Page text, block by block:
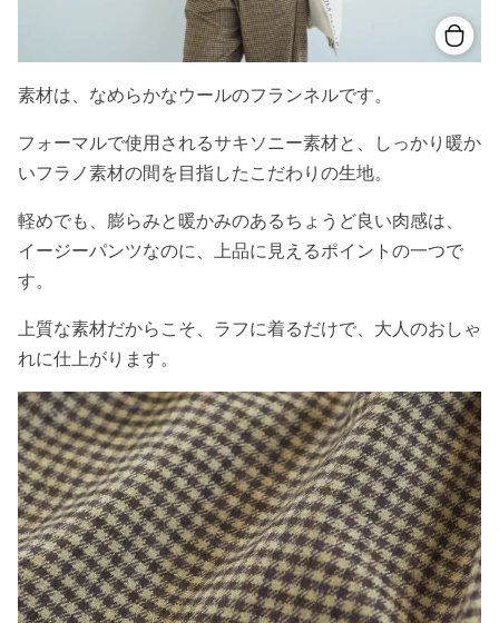
素材は、なめらかなウールのフランネルです。
フォーマルで使用されるサキソニー素材と、しっかり暖か
いフラノ素材の間を目指したこだわりの生地。
軽めでも、膨らみと暖かみのあるちょうど良い肉感は、
イージーパンツなのに、上品に見えるポイントの一つで
す。
上質な素材だからこそ、ラフに着るだけで、大人のおしゃ
れに仕上がります。